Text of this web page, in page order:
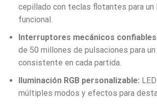
cepillado con teclas flotantes para un
funcional.
Interruptores mecánicos
de 50 millones de pulsaciones para
consistente en cada partida.
Iluminación RGB personalizable:
múltiples modos y efectos para